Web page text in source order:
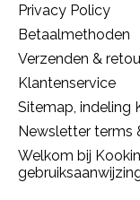
Privacy Policy
Betaalmethoden
Verzenden &
Klantenservice
Sitemap, indeling
Newsletter terms
Welkom bij